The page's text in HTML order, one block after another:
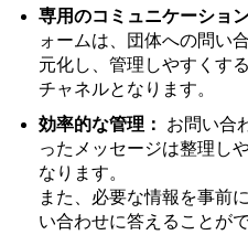
専用のコミュニケーショ
ォームは、団体への問い
元化し、管理しやすくす
チャネルとなります。
効率的な管理：
お問い合
ったメッセージは整理し
なります。
また、必要な情報を事前
い合わせに答えることがで